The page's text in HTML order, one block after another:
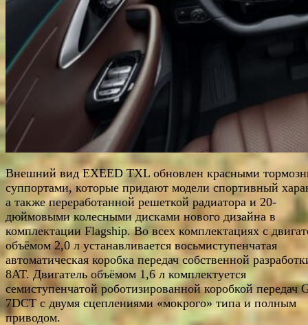
Внешний вид EXEED TXL обновлен красными
суппортами, которые придают модели спортивный
а также переработанной решеткой радиатора и 20-
дюймовыми колесными дисками нового дизайна в
комплектации Flagship. Во всех комплектациях с
объёмом 2,0 л устанавливается восьмиступенчатая
автоматическая коробка передач собственной
8AT. Двигатель объёмом 1,6 л комплектуется
семиступенчатой роботизированной коробкой передач
7DCT с двумя сцеплениями «мокрого» типа и полным
приводом.